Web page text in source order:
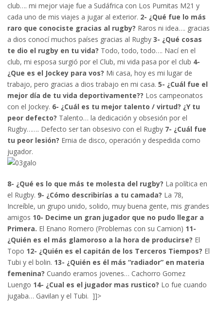
club…. mi mejor viaje fue a Sudáfrica con Los Pumitas M21 y
cada uno de mis viajes a jugar al exterior. 2- ¿Qué fue lo más
raro que conociste gracias al rugby? Raros ni idea…. gracias
a dios conocí muchos países gracias al Rugby 3- ¿Qué cosas
te dio el rugby en tu vida? Todo, todo, todo…. Nací en el
club, mi esposa surgió por el Club, mi vida pasa por el club 4-
¿Que es el Jockey para vos? Mi casa, hoy es mi lugar de
trabajo, pero gracias a dios trabajo en mi casa. 5- ¿Cuál fue el
mejor día de tu vida deportivamente?? Los campeonatos
con el Jockey. 6- ¿Cuál es tu mejor talento / virtud? ¿Y tu
peor defecto? Talento… la dedicación y obsesión por el
Rugby……. Defecto ser tan obsesivo con el Rugby 7- ¿Cuál fue
tu peor lesión? Ernia de disco, operación y despedida como
jugador.
8- ¿Qué es lo que más te molesta del rugby? La política en
el Rugby. 9- ¿Cómo describirías a tu camada? La 78,
Increíble, un grupo unido, solido, muy buena gente, mis grandes
amigos 10- Decime un gran jugador que no pudo llegar a
Primera. El Enano Romero (Problemas con su Camion) 11-
¿Quién es el más glamoroso a la hora de producirse? El
Topo 12- ¿Quién es el capitán de los Terceros Tiempos? El
Tubi y el bolin. 13- ¿Quién es él más “radiador” en materia
femenina? Cuando eramos jovenes… Cachorro Gomez
Luengo 14- ¿Cual es el jugador mas rustico? Lo fue cuando
jugaba… Gavilan y el Tubi. ]]>